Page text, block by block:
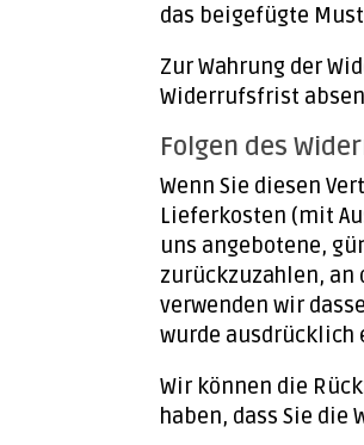
das beigefügte
Zur Wahrung der
Widerrufsfrist
Folgen des
Wenn Sie diesen
Lieferkosten (mit
uns angebotene,
zurückzuzahlen, an
verwenden wir
wurde ausdrücklich
Wir können die
haben, dass Sie die